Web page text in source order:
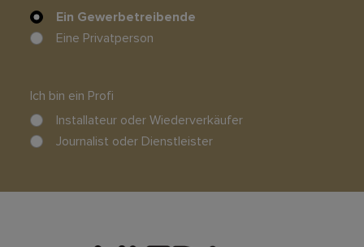
Ein Gewerbetreibende
Eine Privatperson
Ich bin ein Profi
Installateur oder Wiederverkäufer
Journalist oder Dienstleister